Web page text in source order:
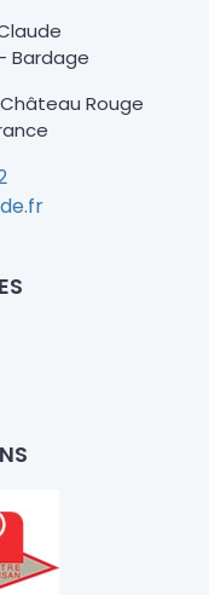
Bardage
Rouge